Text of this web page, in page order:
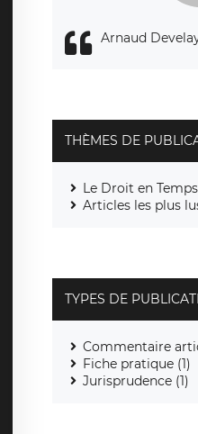
Arnaud
THÈMES DE
Le Droit en
Articles les plus
TYPES DE
Commentaire
Fiche pratique (1)
Jurisprudence (1)